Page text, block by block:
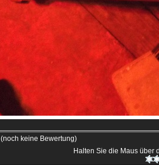
(noch keine Bewertung)
Halten Sie die Maus über